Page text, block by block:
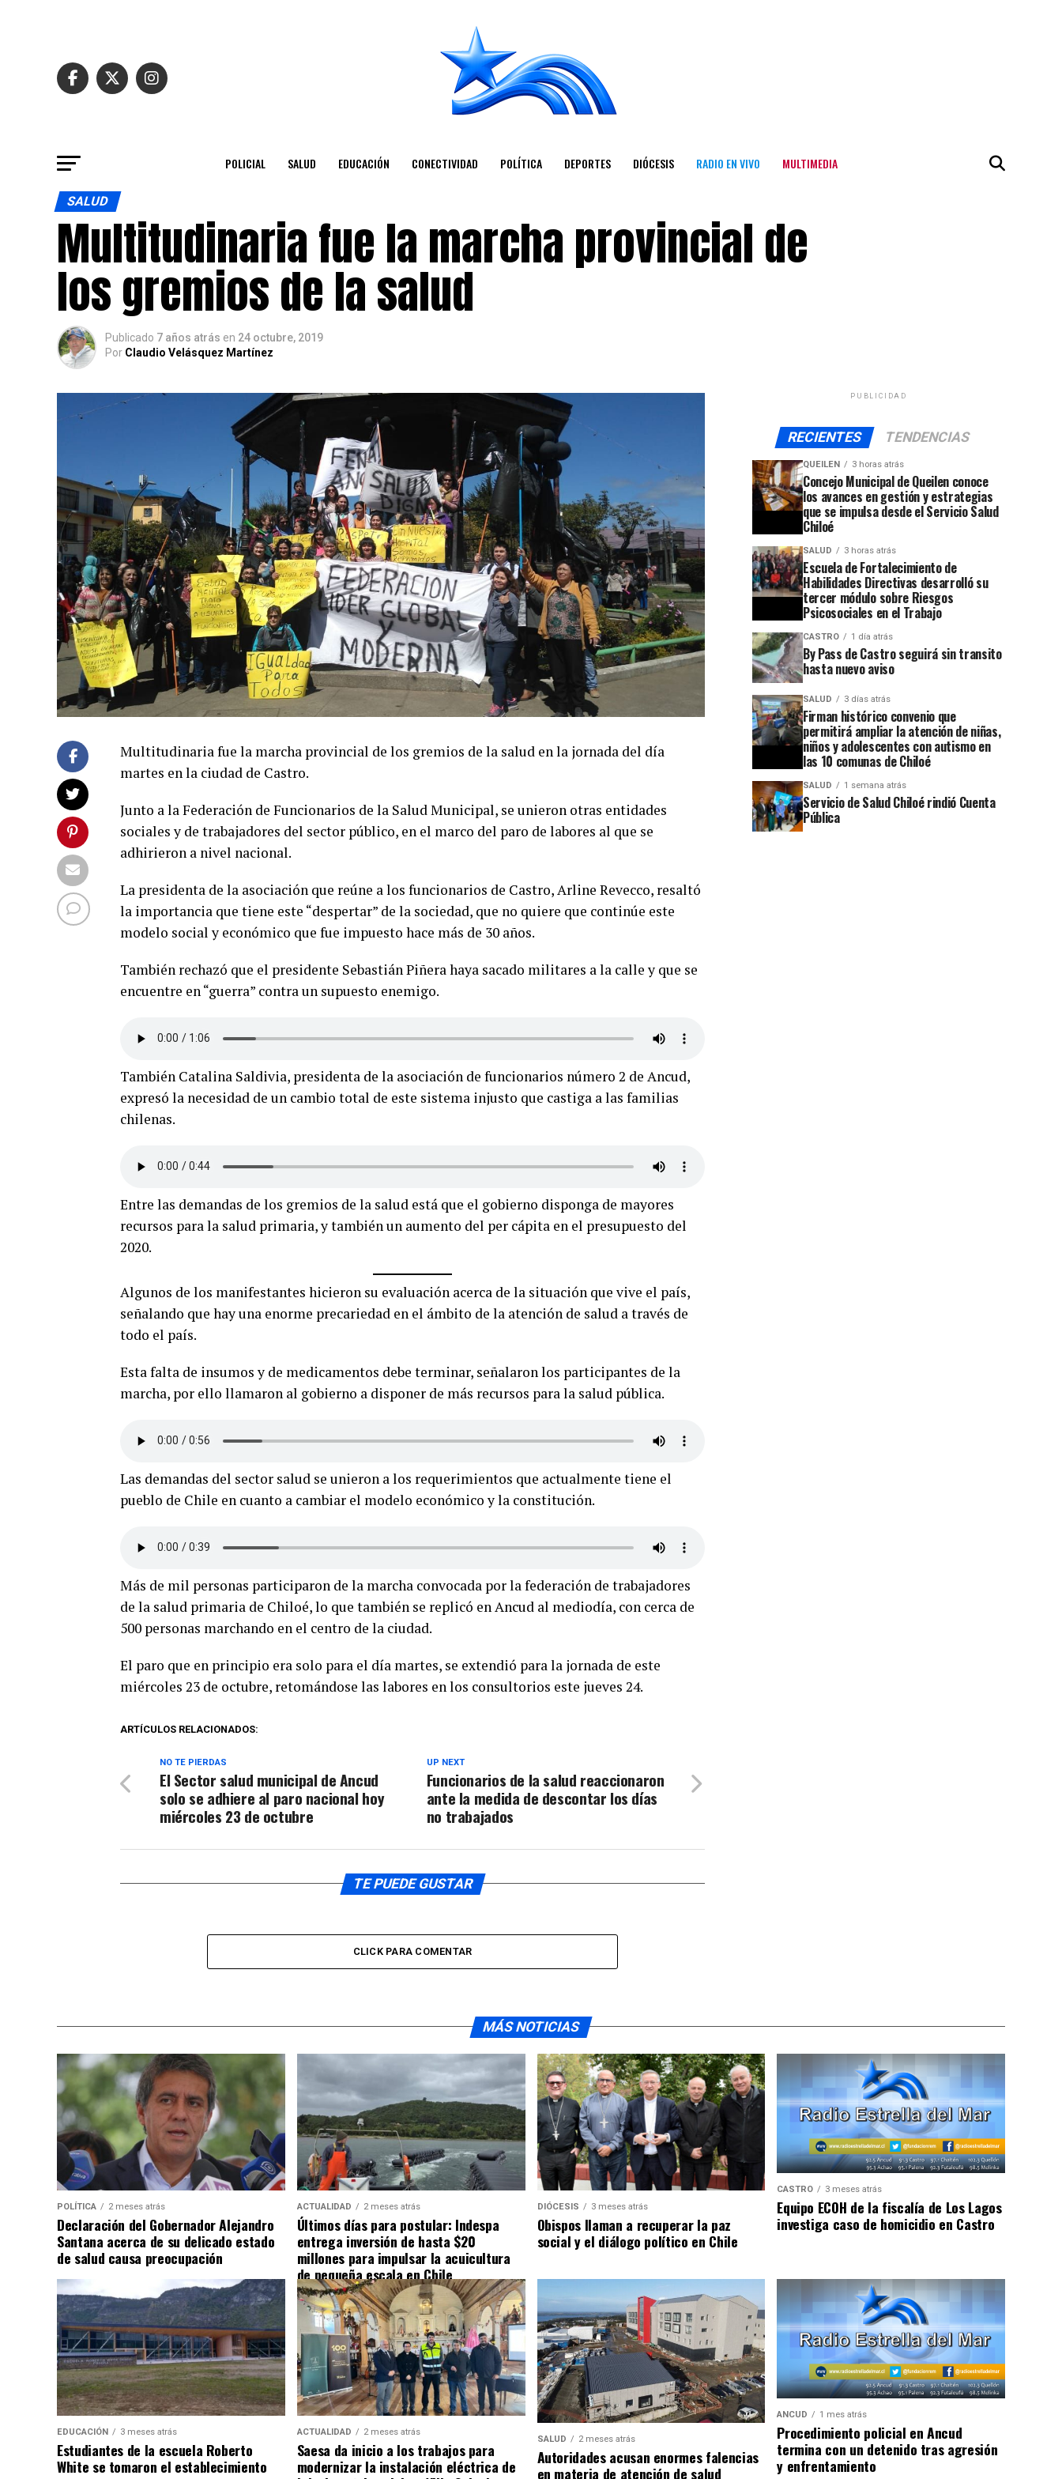
POLICIAL SALUD EDUCACIÓN CONECTIVIDAD POLÍTICA DEPORTES DIÓCESIS RADIO EN VIVO MULTIMEDIA
SALUD
Multitudinaria fue la marcha provincial de
los gremios de la salud
Publicado 7 años atrás en 24 octubre, 2019
Por Claudio Velásquez Martínez
Multitudinaria fue la marcha provincial de los gremios de la salud en la jornada del día
martes en la ciudad de Castro.
Junto a la Federación de Funcionarios de la Salud Municipal, se unieron otras entidades
sociales y de trabajadores del sector público, en el marco del paro de labores al que se
adhirieron a nivel nacional.
La presidenta de la asociación que reúne a los funcionarios de Castro, Arline Revecco, resaltó
la importancia que tiene este “despertar” de la sociedad, que no quiere que continúe este
modelo social y económico que fue impuesto hace más de 30 años.
También rechazó que el presidente Sebastián Piñera haya sacado militares a la calle y que se
encuentre en “guerra” contra un supuesto enemigo.
También Catalina Saldivia, presidenta de la asociación de funcionarios número 2 de Ancud,
expresó la necesidad de un cambio total de este sistema injusto que castiga a las familias
chilenas.
Entre las demandas de los gremios de la salud está que el gobierno disponga de mayores
recursos para la salud primaria, y también un aumento del per cápita en el presupuesto del
2020.
Algunos de los manifestantes hicieron su evaluación acerca de la situación que vive el país,
señalando que hay una enorme precariedad en el ámbito de la atención de salud a través de
todo el país.
Esta falta de insumos y de medicamentos debe terminar, señalaron los participantes de la
marcha, por ello llamaron al gobierno a disponer de más recursos para la salud pública.
Las demandas del sector salud se unieron a los requerimientos que actualmente tiene el
pueblo de Chile en cuanto a cambiar el modelo económico y la constitución.
Más de mil personas participaron de la marcha convocada por la federación de trabajadores
de la salud primaria de Chiloé, lo que también se replicó en Ancud al mediodía, con cerca de
500 personas marchando en el centro de la ciudad.
El paro que en principio era solo para el día martes, se extendió para la jornada de este
miércoles 23 de octubre, retomándose las labores en los consultorios este jueves 24.
ARTÍCULOS RELACIONADOS:
UP NEXT
Funcionarios de la salud reaccionaron
ante la medida de descontar los días
no trabajados
NO TE PIERDAS
El Sector salud municipal de Ancud
solo se adhiere al paro nacional hoy
miércoles 23 de octubre
TE PUEDE GUSTAR
CLICK PARA COMENTAR
PUBLICIDAD
RECIENTES TENDENCIAS
QUEILEN 3 horas atrás
Concejo Municipal de Queilen conoce
los avances en gestión y estrategias
que se impulsa desde el Servicio Salud
Chiloé
SALUD 3 horas atrás
Escuela de Fortalecimiento de
Habilidades Directivas desarrolló su
tercer módulo sobre Riesgos
Psicosociales en el Trabajo
CASTRO 1 día atrás
By Pass de Castro seguirá sin transito
hasta nuevo aviso
SALUD 3 días atrás
Firman histórico convenio que
permitirá ampliar la atención de niñas,
niños y adolescentes con autismo en
las 10 comunas de Chiloé
SALUD 1 semana atrás
Servicio de Salud Chiloé rindió Cuenta
Pública
MÁS NOTICIAS
POLÍTICA 2 meses atrás
Declaración del Gobernador Alejandro
Santana acerca de su delicado estado
de salud causa preocupación
ACTUALIDAD 2 meses atrás
Últimos días para postular: Indespa
entrega inversión de hasta $20
millones para impulsar la acuicultura
de pequeña escala en Chile
DIÓCESIS 3 meses atrás
Obispos llaman a recuperar la paz
social y el diálogo político en Chile
CASTRO 3 meses atrás
Equipo ECOH de la fiscalía de Los Lagos
investiga caso de homicidio en Castro
EDUCACIÓN 3 meses atrás
Estudiantes de la escuela Roberto
White se tomaron el establecimiento
ACTUALIDAD 2 meses atrás
Saesa da inicio a los trabajos para
modernizar la instalación eléctrica de
SALUD 2 meses atrás
Autoridades acusan enormes falencias
en materia de atención de salud
ANCUD 1 mes atrás
Procedimiento policial en Ancud
termina con un detenido tras agresión
y enfrentamiento